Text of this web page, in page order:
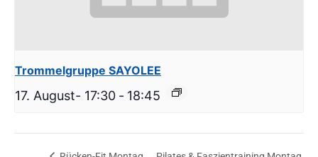
Trommelgruppe SAYOLEE
17. August- 17:30 - 18:45